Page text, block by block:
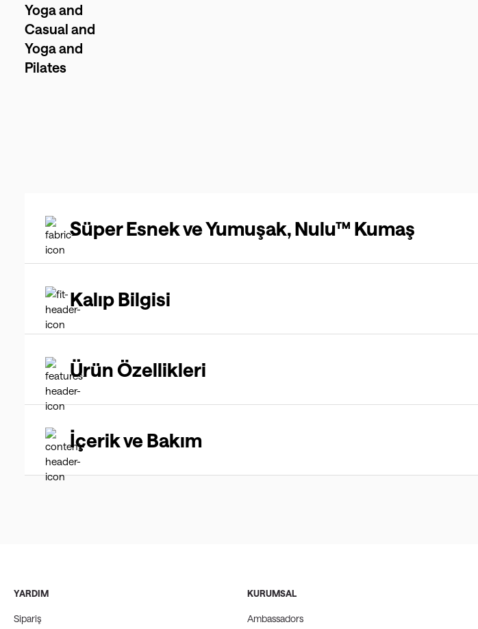
Yoga and
Casual and
Yoga and
Pilates
Süper Esnek ve Yumuşak, Nulu™ Kumaş
Kalıp Bilgisi
Ürün Özellikleri
İçerik ve Bakım
YARDIM
Sipariş
KURUMSAL
Ambassadors